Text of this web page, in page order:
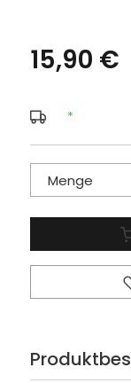
15,90 €
*
Menge